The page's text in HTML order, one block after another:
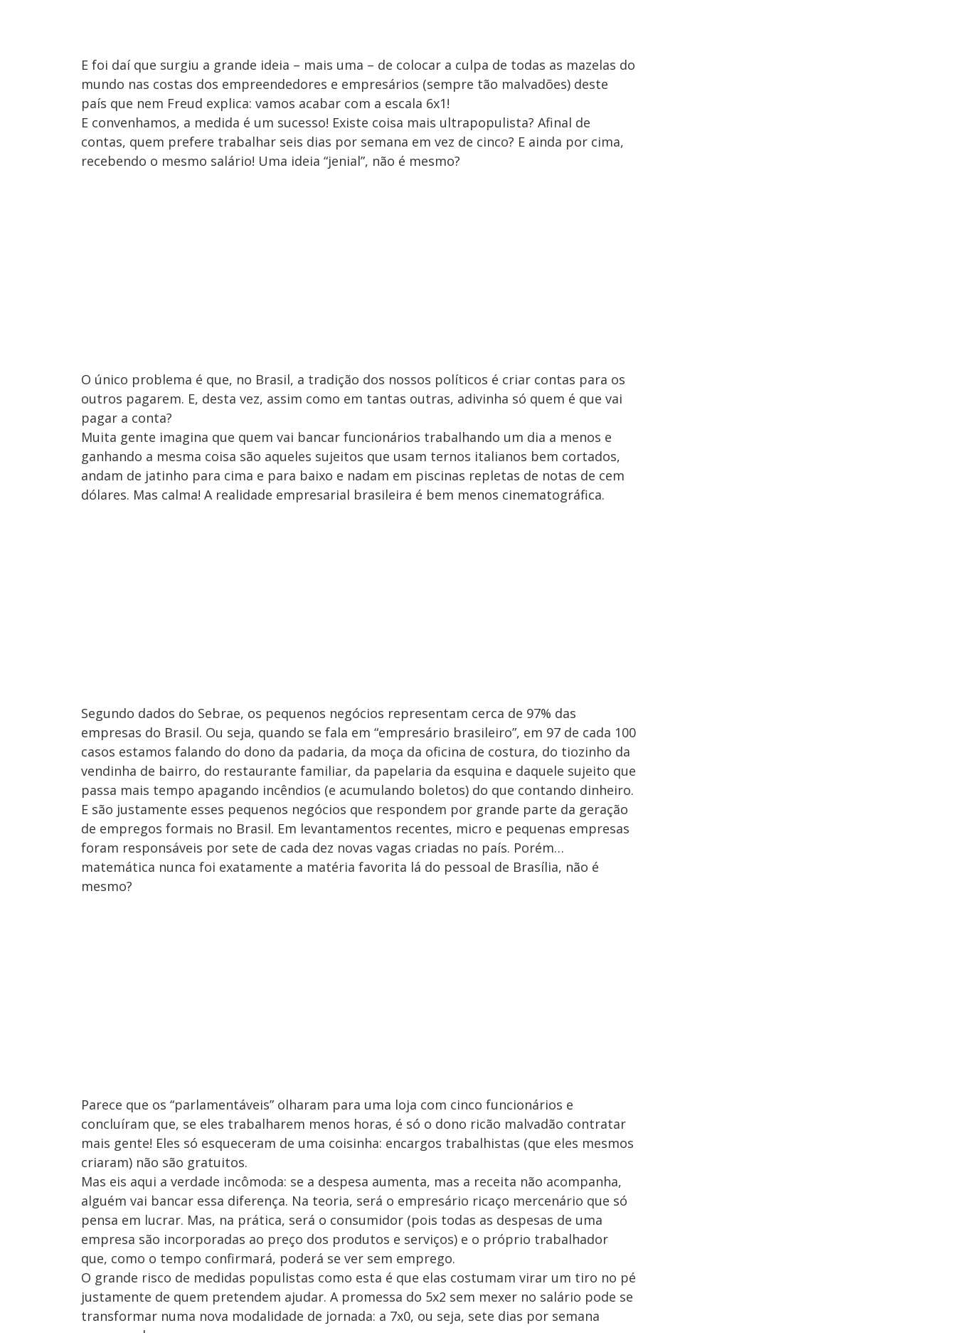
E foi daí que surgiu a grande ideia – mais uma – de colocar a culpa de todas as mazelas do
mundo nas costas dos empreendedores e empresários (sempre tão malvadões) deste
país que nem Freud explica: vamos acabar com a escala 6x1!
E convenhamos, a medida é um sucesso! Existe coisa mais ultrapopulista? Afinal de
contas, quem prefere trabalhar seis dias por semana em vez de cinco? E ainda por cima,
recebendo o mesmo salário! Uma ideia “jenial”, não é mesmo?
O único problema é que, no Brasil, a tradição dos nossos políticos é criar contas para os
outros pagarem. E, desta vez, assim como em tantas outras, adivinha só quem é que vai
pagar a conta?
Muita gente imagina que quem vai bancar funcionários trabalhando um dia a menos e
ganhando a mesma coisa são aqueles sujeitos que usam ternos italianos bem cortados,
andam de jatinho para cima e para baixo e nadam em piscinas repletas de notas de cem
dólares. Mas calma! A realidade empresarial brasileira é bem menos cinematográfica.
Segundo dados do Sebrae, os pequenos negócios representam cerca de 97% das
empresas do Brasil. Ou seja, quando se fala em “empresário brasileiro”, em 97 de cada 100
casos estamos falando do dono da padaria, da moça da oficina de costura, do tiozinho da
vendinha de bairro, do restaurante familiar, da papelaria da esquina e daquele sujeito que
passa mais tempo apagando incêndios (e acumulando boletos) do que contando dinheiro.
E são justamente esses pequenos negócios que respondem por grande parte da geração
de empregos formais no Brasil. Em levantamentos recentes, micro e pequenas empresas
foram responsáveis por sete de cada dez novas vagas criadas no país. Porém…
matemática nunca foi exatamente a matéria favorita lá do pessoal de Brasília, não é
mesmo?
Parece que os “parlamentáveis” olharam para uma loja com cinco funcionários e
concluíram que, se eles trabalharem menos horas, é só o dono ricão malvadão contratar
mais gente! Eles só esqueceram de uma coisinha: encargos trabalhistas (que eles mesmos
criaram) não são gratuitos.
Mas eis aqui a verdade incômoda: se a despesa aumenta, mas a receita não acompanha,
alguém vai bancar essa diferença. Na teoria, será o empresário ricaço mercenário que só
pensa em lucrar. Mas, na prática, será o consumidor (pois todas as despesas de uma
empresa são incorporadas ao preço dos produtos e serviços) e o próprio trabalhador
que, como o tempo confirmará, poderá se ver sem emprego.
O grande risco de medidas populistas como esta é que elas costumam virar um tiro no pé
justamente de quem pretendem ajudar. A promessa do 5x2 sem mexer no salário pode se
transformar numa nova modalidade de jornada: a 7x0, ou seja, sete dias por semana